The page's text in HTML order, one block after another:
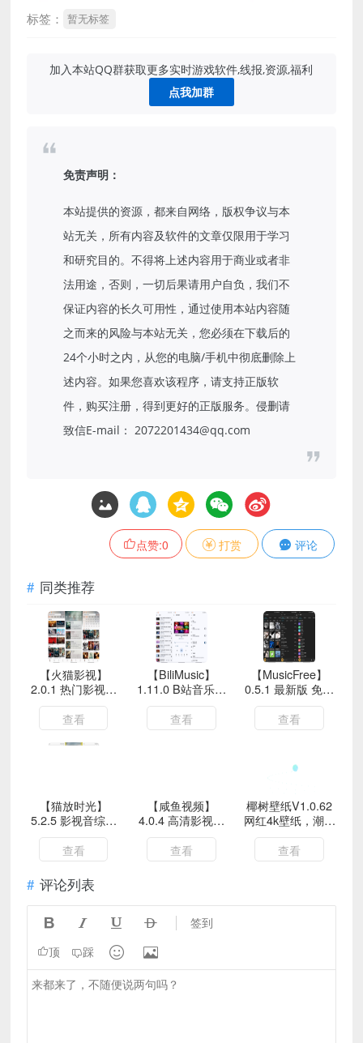
标签： 暂无标签
加入本站QQ群获取更多实时游戏软件,线报,资源,福利
点我加群
免责声明：
本站提供的资源，都来自网络，版权争议与本
站无关，所有内容及软件的文章仅限用于学习
和研究目的。不得将上述内容用于商业或者非
法用途，否则，一切后果请用户自负，我们不
保证内容的长久可用性，通过使用本站内容随
之而来的风险与本站无关，您必须在下载后的
24个小时之内，从您的电脑/手机中彻底删除上
述内容。如果您喜欢该程序，请支持正版软
件，购买注册，得到更好的正版服务。侵删请
致信E-mail： 2072201434@qq.com
评论
打赏
点赞:0
同类推荐
【火猫影视】
2.0.1 热门影视音
综免费看 解锁VIP
查看
【BiliMusic】
1.11.0 B站音乐免
费听 解锁VIP
查看
【MusicFree】
0.5.1 最新版 免费
听歌app
查看
【猫放时光】
5.2.5 影视音综全
覆盖 解锁VIP
查看
【咸鱼视频】
4.0.4 高清影视综
艺资源免费无广告
查看
椰树壁纸V1.0.62
网红4k壁纸，潮流
时尚，超清体验
查看
评论列表
    签到
顶 踩  